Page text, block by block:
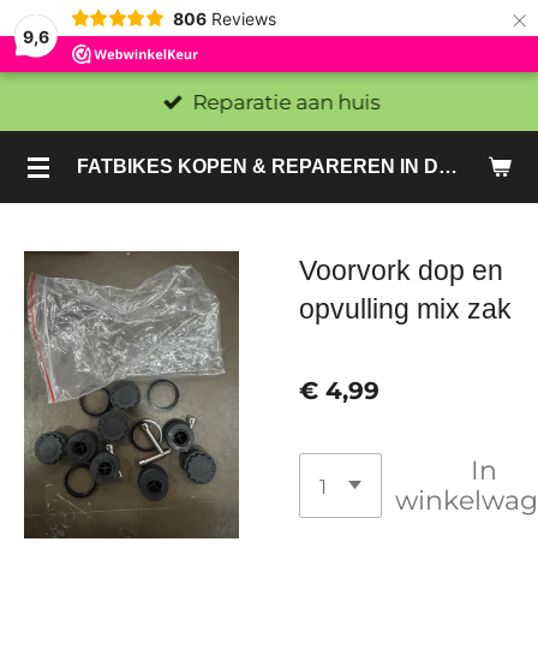
9,6
806 Reviews ×
FATBIKES KOPEN & REPAREREN IN DEN HAAG EN ZOETERMEER - SACHE BIKES
Reparatie aan huis
Voorvork dop en
opvulling mix zak
€ 4,99
In